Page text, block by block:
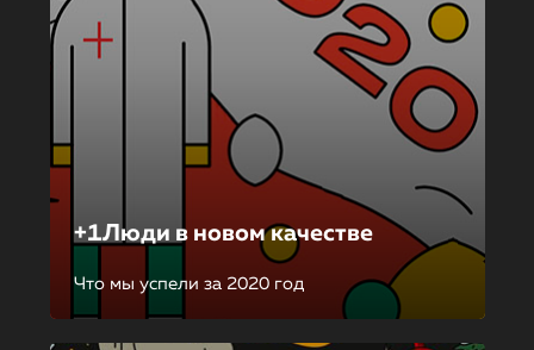
+1Люди в новом качестве
Что мы успели за 2020 год